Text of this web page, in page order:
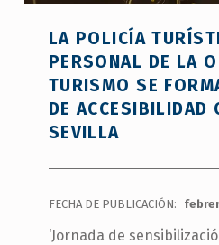
LA POLICÍA
PERSONAL DE LA
TURISMO SE
DE ACCESIBILIDAD
SEVILLA
FECHA DE PUBLICACIÓN:
‘Jornada de